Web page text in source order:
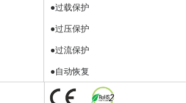
●过载保护
●过压保护
●过流保护
●自动恢复